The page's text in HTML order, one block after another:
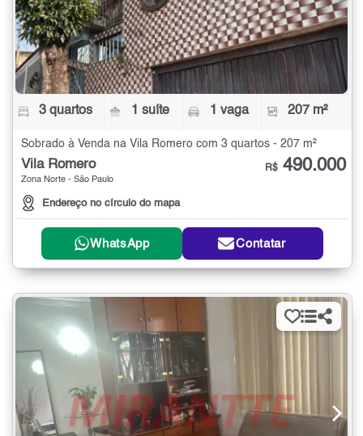
3 quartos 1 suíte 1 vaga 207 m²
Sobrado à Venda na Vila Romero com 3 quartos - 207 m²
Vila Romero
Zona Norte - São Paulo
Endereço no círculo do mapa
R$ 490.000
WhatsApp Contatar